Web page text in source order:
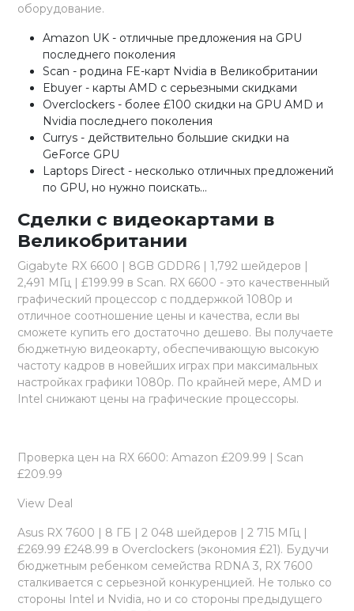
оборудование.
Amazon UK - отличные предложения на GPU
последнего поколения
Scan - родина FE-карт Nvidia в Великобритании
Ebuyer - карты AMD с серьезными скидками
Overclockers - более £100 скидки на GPU AMD и
Nvidia последнего поколения
Currys - действительно большие скидки на
GeForce GPU
Laptops Direct - несколько отличных предложений
по GPU, но нужно поискать...
Сделки с видеокартами в
Великобритании
Gigabyte RX 6600 | 8GB GDDR6 | 1,792 шейдеров |
2,491 МГц | £199.99 в Scan. RX 6600 - это качественный
графический процессор с поддержкой 1080p и
отличное соотношение цены и качества, если вы
сможете купить его достаточно дешево. Вы получаете
бюджетную видеокарту, обеспечивающую высокую
частоту кадров в новейших играх при максимальных
настройках графики 1080p. По крайней мере, AMD и
Intel снижают цены на графические процессоры.
Проверка цен на RX 6600: Amazon £209.99 | Scan
£209.99
View Deal
Asus RX 7600 | 8 ГБ | 2 048 шейдеров | 2 715 МГц |
£269.99 £248.99 в Overclockers (экономия £21). Будучи
бюджетным ребенком семейства RDNA 3, RX 7600
сталкивается с серьезной конкуренцией. Не только со
стороны Intel и Nvidia, но и со стороны предыдущего